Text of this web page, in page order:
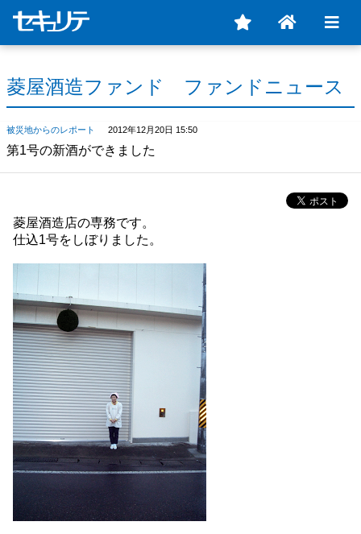
菱屋酒造ファンド ファンドニュース
被災地からのレポート 2012年12月20日 15:50
第1号の新酒ができました
菱屋酒造店の専務です。
仕込1号をしぼりました。